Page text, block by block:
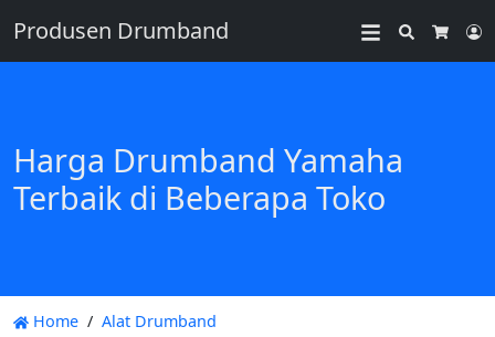
Produsen Drumband
Search
Harga Drumband Yamaha
Terbaik di Beberapa Toko
Home
Alat Drumband